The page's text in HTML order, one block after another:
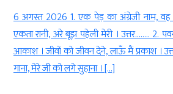
6 अगस्त 2026 1. एक पेड़ का अंग्रेजी नाम,
एकता रानी, अरे बूझ पहेली मेरी । उत्तर…….. 2.
आकाश । जीवों को जीवन देने, लाऊँ मैं प्रकाश ।
गाना, मेरे जी को लगे सुहाना । […]